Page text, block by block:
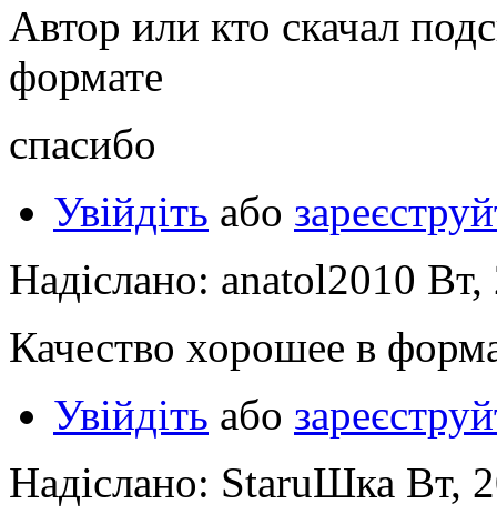
Автор или кто скачал
формате
спасибо
Увійдіть або
Надіслано: anatol2010
Качество хорошее в
Увійдіть або
Надіслано: StaruШка Вт,